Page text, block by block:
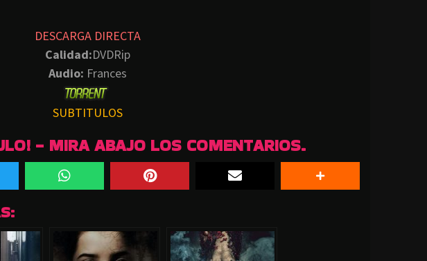
DESCARGA DIRECTA
Calidad:DVDRip
Audio: Frances
SUBTITULOS
- MIRA ABAJO LOS COMENTARIOS.